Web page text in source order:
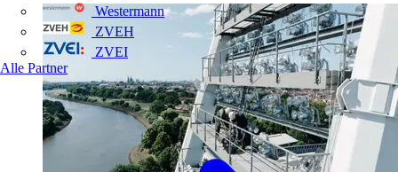
Westermann
ZVEH
ZVEI
Alle Partner